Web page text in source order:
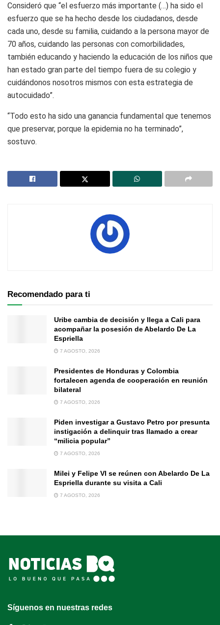
Consideró que “el esfuerzo más importante (…) ha sido el
esfuerzo que se ha hecho desde los ciudadanos, desde
cada uno, desde su familia, cuidando a la persona mayor de
70 años, cuidando las personas con comorbilidades,
también educando y haciendo la educación de los niños que
han estado gran parte del tiempo fuera de su colegio y
cuidándonos nosotros mismos con esta estrategia de
autocuidado”.
“Todo esto ha sido una ganancia fundamental que tenemos
que preservar, porque la epidemia no ha terminado”,
sostuvo.
Recomendado para ti
Uribe cambia de decisión y llega a Cali para
acompañar la posesión de Abelardo De La
Espriella
7 AGOSTO, 2026
Presidentes de Honduras y Colombia
fortalecen agenda de cooperación en reunión
bilateral
7 AGOSTO, 2026
Piden investigar a Gustavo Petro por presunta
instigación a delinquir tras llamado a crear
“milicia popular”
7 AGOSTO, 2026
Milei y Felipe VI se reúnen con Abelardo De La
Espriella durante su visita a Cali
7 AGOSTO, 2026
Síguenos en nuestras redes